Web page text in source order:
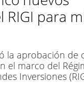
RIGI para
la aprobación de
el marco del
Inversiones